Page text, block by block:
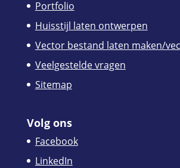
Portfolio
Huisstijl laten ontwerpen
Vector bestand laten maken/
Veelgestelde vragen
Sitemap
Volg ons
Facebook
LinkedIn